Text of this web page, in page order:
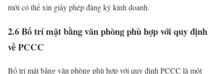
mới có thể xin giấy phép đăng ký kinh doanh.
2.6 Bố trí mặt bằng văn phòng phù hợp với quy định
về PCCC
Bố trí mặt bằng văn phòng phù hợp với quy định PCCC là một